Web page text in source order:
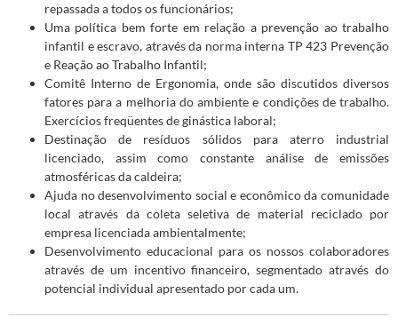
repassada a todos os funcionários;
Uma política bem forte em relação a prevenção ao trabalho
infantil e escravo, através da norma interna TP 423 Prevenção
e Reação ao Trabalho Infantil;
Comitê Interno de Ergonomia, onde são discutidos diversos
fatores para a melhoria do ambiente e condições de trabalho.
Exercícios freqüentes de ginástica laboral;
Destinação de resíduos sólidos para aterro industrial
licenciado, assim como constante análise de emissões
atmosféricas da caldeira;
Ajuda no desenvolvimento social e econômico da comunidade
local através da coleta seletiva de material reciclado por
empresa licenciada ambientalmente;
Desenvolvimento educacional para os nossos colaboradores
através de um incentivo financeiro, segmentado através do
potencial individual apresentado por cada um.